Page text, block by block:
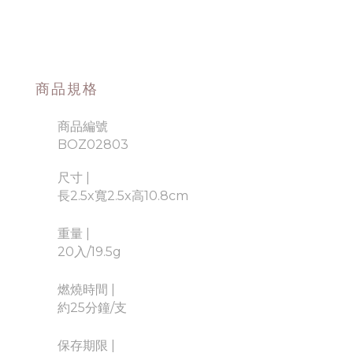
商品規格
商品編號
BOZ02803
尺寸 |
長2.5x寬2.5x高10.8cm
重量 |
20入/19.5g
燃燒時間 |
約25分鐘/支
保存期限 |